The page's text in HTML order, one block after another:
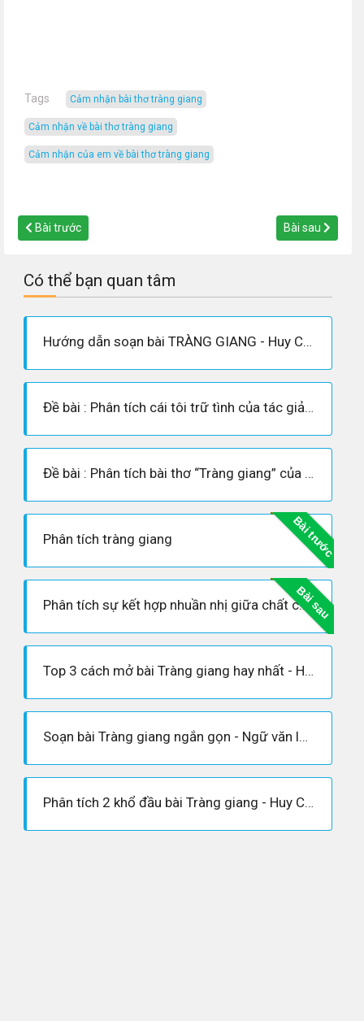
Tags cảm nhận bài thơ tràng giang
cảm nhận về bài thơ tràng giang
cảm nhận của em về bài thơ tràng giang
Bài trước Bài sau
Có thể bạn quan tâm
Hướng dẫn soạn bài TRÀNG GIANG - Huy Cận
Đề bài : Phân tích cái tôi trữ tình của tác giả trong bài thơ “Tràng giang”
Đề bài : Phân tích bài thơ “Tràng giang” của Huy Cận
Bài trước
Phân tích tràng giang
Bài sau
Phân tích sự kết hợp nhuần nhị giữa chất cổ điển và hiện đại trong hài thơ Tràng giang của nhà thơ Huy Cận
Top 3 cách mở bài Tràng giang hay nhất - Huy Cận
Soạn bài Tràng giang ngắn gọn - Ngữ văn lớp 11
Phân tích 2 khổ đầu bài Tràng giang - Huy Cận